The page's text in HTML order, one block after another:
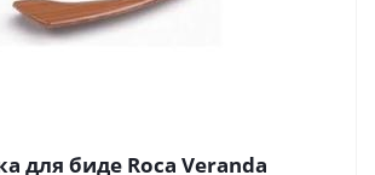
для биде Roca Veranda